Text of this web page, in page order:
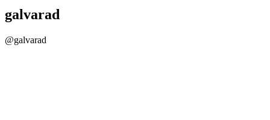
galvarad
@galvarad